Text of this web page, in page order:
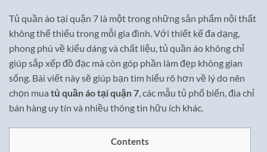
Tủ quần áo tại quận 7 là một trong những sản phẩm nội thất
không thể thiếu trong mỗi gia đình. Với thiết kế đa dạng,
phong phú về kiểu dáng và chất liệu, tủ quần áo không chỉ
giúp sắp xếp đồ đạc mà còn góp phần làm đẹp không gian
sống. Bài viết này sẽ giúp bạn tìm hiểu rõ hơn về lý do nên
chọn mua tủ quần áo tại quận 7, các mẫu tủ phổ biến, địa chỉ
bán hàng uy tín và nhiều thông tin hữu ích khác.
Contents